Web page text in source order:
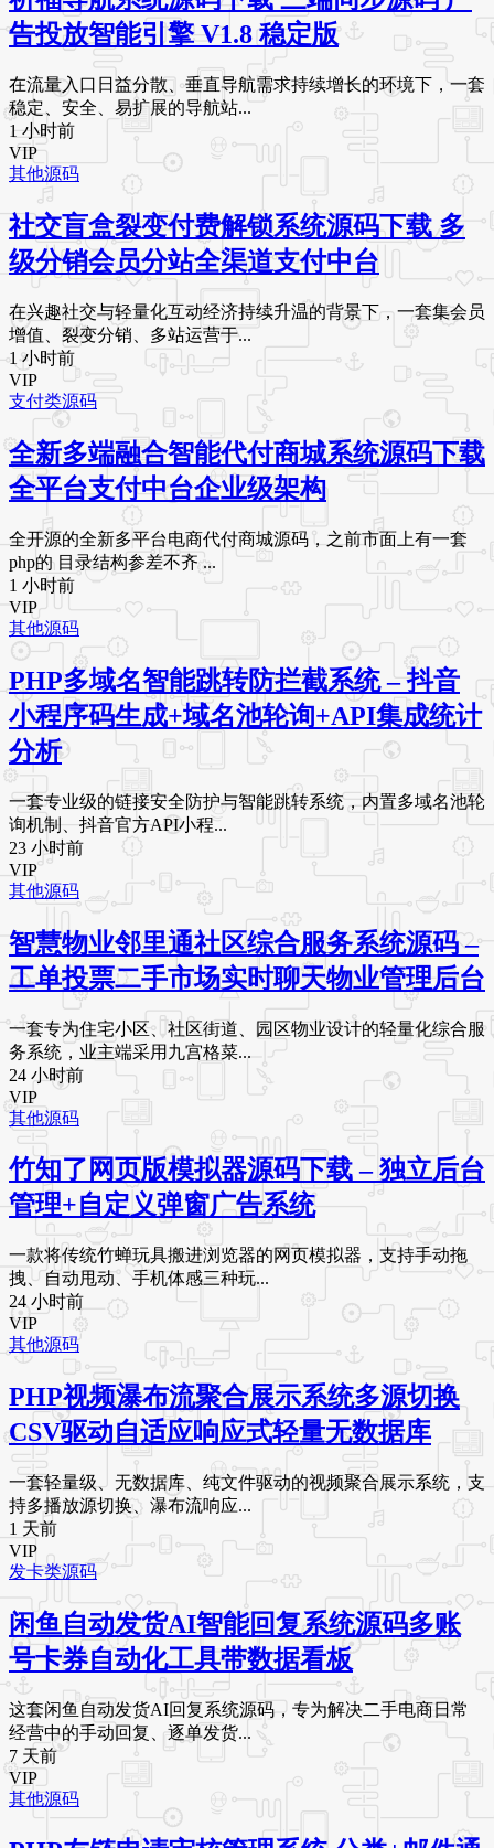
告投放智能引擎 V1.8 稳定版
在流量入口日益分散、垂直导航需求持续增长的环境下，一套
稳定、安全、易扩展的导航站...
1 小时前
VIP
其他源码
社交盲盒裂变付费解锁系统源码下载 多
级分销会员分站全渠道支付中台
在兴趣社交与轻量化互动经济持续升温的背景下，一套集会员
增值、裂变分销、多站运营于...
1 小时前
VIP
支付类源码
全新多端融合智能代付商城系统源码下载
全平台支付中台企业级架构
全开源的全新多平台电商代付商城源码，之前市面上有一套
php的 目录结构参差不齐 ...
1 小时前
VIP
其他源码
PHP多域名智能跳转防拦截系统 – 抖音
小程序码生成+域名池轮询+API集成统计
分析
一套专业级的链接安全防护与智能跳转系统，内置多域名池轮
询机制、抖音官方API小程...
23 小时前
VIP
其他源码
智慧物业邻里通社区综合服务系统源码 –
工单投票二手市场实时聊天物业管理后台
一套专为住宅小区、社区街道、园区物业设计的轻量化综合服
务系统，业主端采用九宫格菜...
24 小时前
VIP
其他源码
竹知了网页版模拟器源码下载 – 独立后台
管理+自定义弹窗广告系统
一款将传统竹蝉玩具搬进浏览器的网页模拟器，支持手动拖
拽、自动甩动、手机体感三种玩...
24 小时前
VIP
其他源码
PHP视频瀑布流聚合展示系统多源切换
CSV驱动自适应响应式轻量无数据库
一套轻量级、无数据库、纯文件驱动的视频聚合展示系统，支
持多播放源切换、瀑布流响应...
1 天前
VIP
发卡类源码
闲鱼自动发货AI智能回复系统源码多账
号卡券自动化工具带数据看板
这套闲鱼自动发货AI回复系统源码，专为解决二手电商日常
经营中的手动回复、逐单发货...
7 天前
VIP
其他源码